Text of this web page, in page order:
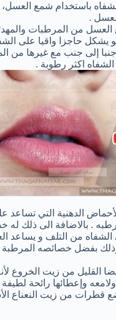
باستخدام شمع
.
من المرطبات
يشكل حاجزا واقيا على
إلى جنب مع غيرها من
اكثر رطوبة .
الدهنية التي تساعد
رطبه . بالاضافة الى ذلك
من التلف و يساعد
وذلك بفضل خصائصه
القليل من زيت الخروع
ولامعه وإعطائها رائحة
قطرات من زيت النعناع